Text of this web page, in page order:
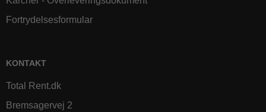
Fortrydelsesformular
KONTAKT
Total Rent.dk
Bremsagervej 2